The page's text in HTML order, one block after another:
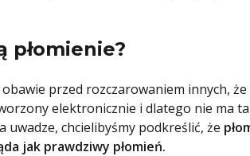
płomienie?
przed rozczarowaniem innych,
elektronicznie i dlatego nie ma
uwadze, chcielibyśmy podkreślić, że
jak prawdziwy płomień.